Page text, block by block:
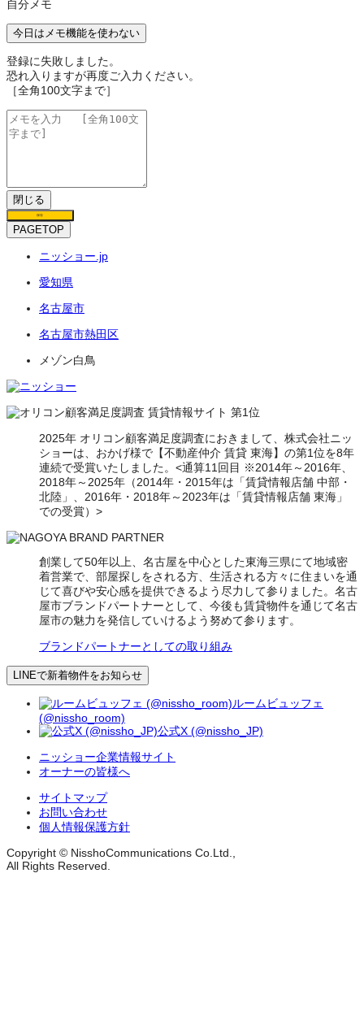
自分メモ
今日はメモ機能を使わない
登録に失敗しました。
恐れ入りますが再度ご入力ください。
［全角100文字まで］
閉じる
保存
PAGETOP
ニッショー.jp
愛知県
名古屋市
名古屋市熱田区
メゾン白鳥
2025年 オリコン顧客満足度調査におきまして、株式会社ニッ
ショーは、おかげ様で【不動産仲介 賃貸 東海】の第1位を8年
連続で受賞いたしました。<通算11回目 ※2014年～2016年、
2018年～2025年（2014年・2015年は「賃貸情報店舗 中部・
北陸」、2016年・2018年～2023年は「賃貸情報店舗 東海」
での受賞）>
創業して50年以上、名古屋を中心とした東海三県にて地域密
着営業で、部屋探しをされる方、生活される方々に住まいを通
じて喜びや安心感を提供できるよう尽力して参りました。名古
屋市ブランドパートナーとして、今後も賃貸物件を通じて名古
屋市の魅力を発信していけるよう努めて参ります。
ブランドパートナーとしての取り組み
LINEで新着物件をお知らせ
ルームビュッフェ
(@nissho_room)
公式X (@nissho_JP)
ニッショー企業情報サイト
オーナーの皆様へ
サイトマップ
お問い合わせ
個人情報保護方針
Copyright © NisshoCommunications Co.Ltd.,
All Rights Reserved.